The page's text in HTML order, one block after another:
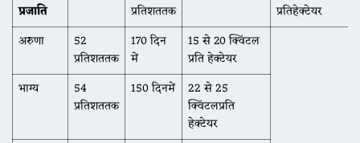
प्रजाति
प्रतिशततक
प्रतिहेक्टेयर
अरुणा
52
प्रतिशततक
170 दिन
में
15 से 20 क्विंटल
प्रति हेक्टेयर
भाग्य
54
प्रतिशततक
150 दिनमें
22 से 25
क्विंटलप्रति
हेक्टेयर